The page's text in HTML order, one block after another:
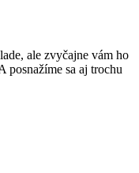
ale zvyčajne vám ho
posnažíme sa aj trochu